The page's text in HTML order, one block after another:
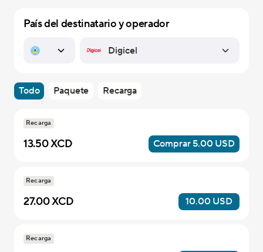
País del destinatario y operador
Todo Paquete Recarga
Recarga
13.50 XCD Comprar 5.00 USD
Recarga
27.00 XCD 10.00 USD
Recarga